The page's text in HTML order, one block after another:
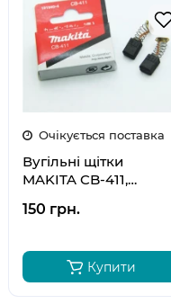
Очікується поставка
Вугільні щітки
MAKITA CB-411,
150 грн.
Купити